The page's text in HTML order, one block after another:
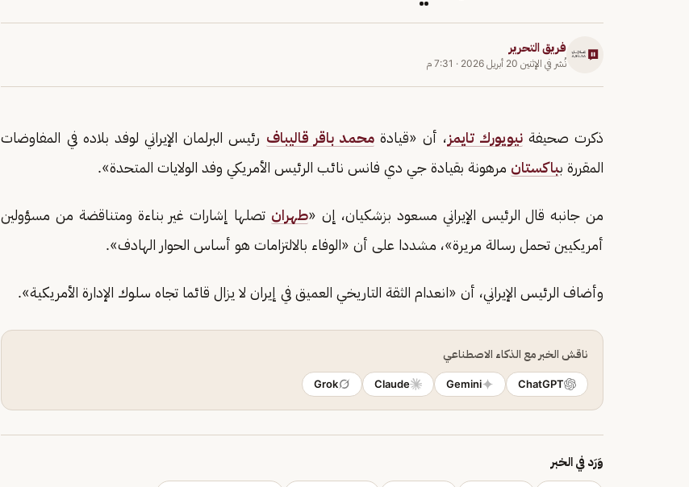
فريق التحرير
نُشر في الإثنين 20 أبريل 2026 · 7:31 م
ذكرت صحيفةنيويورك تايمز، أن «قيادةمحمد باقر قاليباف رئيس البرلمان الإيراني لوفد بلاده في المفاوضات
المقررة بباكستان مرهونة بقيادة جي دي فانس نائب الرئيس الأمريكي وفد الولايات المتحدة».
من جانبه قال الرئيس الإيراني مسعود بزشكيان، إن «طهران تصلها إشارات غير بناءة ومتناقضة من مسؤولين
أمريكيين تحمل رسالة مريرة»، مشددا على أن «الوفاء بالالتزامات هو أساس الحوار الهادف».
وأضاف الرئيس الإيراني، أن «انعدام الثقة التاريخي العميق في إيران لا يزال قائما تجاه سلوك الإدارة الأمريكية».
ناقش الخبر مع الذكاء الاصطناعي
ChatGPT
Gemini
Claude
Grok
وَرَد في الخبر